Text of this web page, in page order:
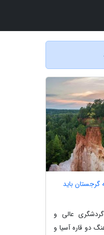
گرجستان باید
عالی و
دو قاره آسیا و